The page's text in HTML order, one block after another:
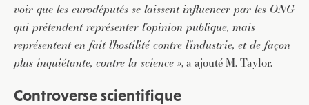
voir que les eurodéputés se laissent influencer par les ONG
qui prétendent représenter l’opinion publique, mais
représentent en fait l’hostilité contre l’industrie, et de façon
plus inquiétante, contre la science », a ajouté M. Taylor.
Controverse scientifique